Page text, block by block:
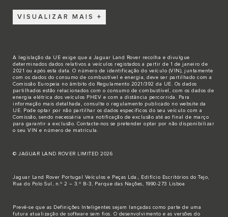
VISUALIZAR MAIS
A legislação da UE exige que a Jaguar Land Rover recolha e divulgue
determinados dados relativos a veículos registados a partir de 1 de janeiro de
2021 ou após esta data. O número de identificação do veículo (VIN), juntamente
com os dados do consumo de combustível e energia, deve ser partilhado com a
Comissão Europeia no âmbito do Regulamento 2021/392 da UE. Os dados
partilhados estão relacionados com o consumo de combustível, com os dados de
energia elétrica dos veículos PHEV e com a distância percorrida. Para
informação mais detalhada, consulte o regulamento publicado no website da
UE . Pode optar por não partilhar os dados específicos do seu veículo com a
Comissão, sendo necessária uma notificação de exclusão até ao final de março
para garantir a exclusão. Contacte-nos se pretender optar por não disponibilizar
o seu VIN e número de matrícula.
© JAGUAR LAND ROVER LIMITED 2026
Jaguar Land Rover Portugal Veículos e Peças Lda., Edifício Escritórios do Tejo,
Rua do Polo Sul, n.º 2 – 3.º B-3, Parque das Nações, 1990-273 Lisboa
Prevê-se que as Definições Inteligentes sejam lançadas como parte de uma
futura atualização de software sem fios. O desenvolvimento e as versões do